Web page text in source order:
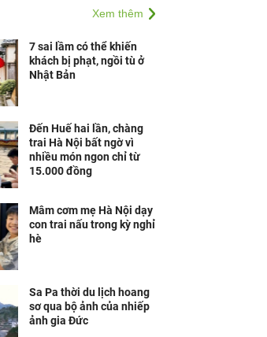
chất lượng quốc tế 2026"
Kinh Đô bao phủ gần
100.000 điểm bán mùa
Xem thêm
7 sai lầm có thể khiến
khách bị phạt, ngồi tù ở
Nhật Bản
Đến Huế hai lần, chàng
trai Hà Nội bất ngờ vì
nhiều món ngon chỉ từ
15.000 đồng
Mâm cơm mẹ Hà Nội dạy
con trai nấu trong kỳ nghỉ
hè
Sa Pa thời du lịch hoang
sơ qua bộ ảnh của nhiếp
ảnh gia Đức